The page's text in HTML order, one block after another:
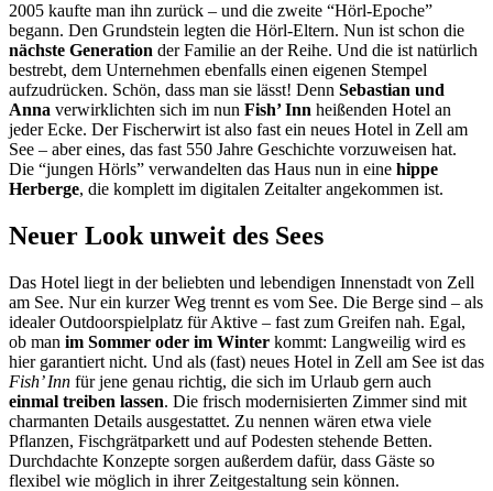
2005 kaufte man ihn zurück – und die zweite “Hörl-Epoche”
begann. Den Grundstein legten die Hörl-Eltern. Nun ist schon die
nächste Generation der Familie an der Reihe. Und die ist natürlich
bestrebt, dem Unternehmen ebenfalls einen eigenen Stempel
aufzudrücken. Schön, dass man sie lässt! Denn Sebastian und
Anna verwirklichten sich im nun Fish’ Inn heißenden Hotel an
jeder Ecke. Der Fischerwirt ist also fast ein neues Hotel in Zell am
See – aber eines, das fast 550 Jahre Geschichte vorzuweisen hat.
Die “jungen Hörls” verwandelten das Haus nun in eine hippe
Herberge, die komplett im digitalen Zeitalter angekommen ist.
Neuer Look unweit des Sees
Das Hotel liegt in der beliebten und lebendigen Innenstadt von Zell
am See. Nur ein kurzer Weg trennt es vom See. Die Berge sind – als
idealer Outdoorspielplatz für Aktive – fast zum Greifen nah. Egal,
ob man im Sommer oder im Winter kommt: Langweilig wird es
hier garantiert nicht. Und als (fast) neues Hotel in Zell am See ist das
Fish’ Inn für jene genau richtig, die sich im Urlaub gern auch
einmal treiben lassen. Die frisch modernisierten Zimmer sind mit
charmanten Details ausgestattet. Zu nennen wären etwa viele
Pflanzen, Fischgrätparkett und auf Podesten stehende Betten.
Durchdachte Konzepte sorgen außerdem dafür, dass Gäste so
flexibel wie möglich in ihrer Zeitgestaltung sein können.